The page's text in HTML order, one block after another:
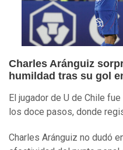
Charles Aránguiz
humildad tras su gol
El jugador de U de Chile
los doce pasos, donde
Charles Aránguiz no dudó